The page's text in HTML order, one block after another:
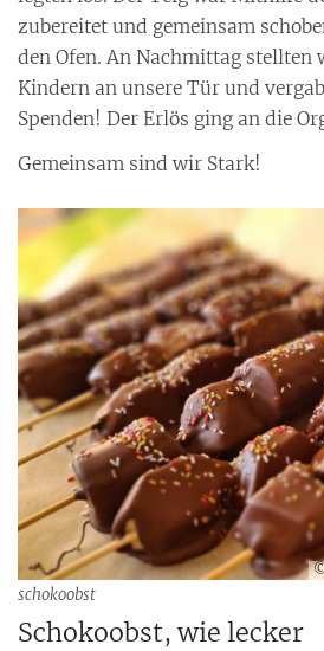
zubereitet und gemeinsam
den Ofen. An Nachmittag stellten
Kindern an unsere Tür und
Spenden! Der Erlös ging an die
Gemeinsam sind wir Stark!
schokoobst
Schokoobst, wie lecker